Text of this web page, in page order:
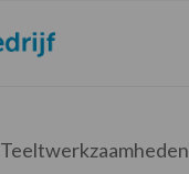
Teeltwerkzaamheden